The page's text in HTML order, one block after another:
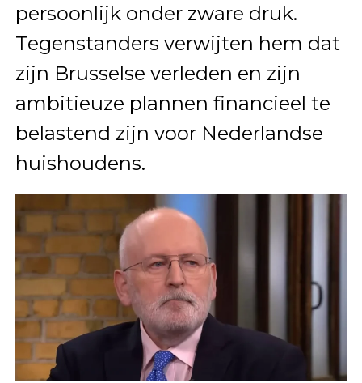
persoonlijk onder zware druk.
Tegenstanders verwijten hem dat
zijn Brusselse verleden en zijn
ambitieuze plannen financieel te
belastend zijn voor Nederlandse
huishoudens.